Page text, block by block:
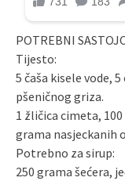
POTREBNI
Tijesto:
5 čaša kisele vode,
pšeničnog griza.
1 žličica cimeta,
grama nasjeckanih
Potrebno za sirup:
250 grama šećera,